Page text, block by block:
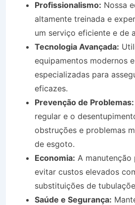
Profissionalismo: Nossa
altamente treinada e
um serviço eficiente e de
Tecnologia Avançada:
equipamentos modernos
especializadas para
eficazes.
Prevenção de Problemas:
regular e o
obstruções e problemas
de esgoto.
Economia: A
evitar custos elevados
substituições de
Saúde e Segurança: